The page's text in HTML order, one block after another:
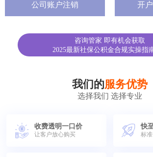
公司账户注销 开
咨询管家 即有机会获取
2025最新社保公积金合规实操指
我们的服务优势
选择我们 选择专业
收费透明一口价
让客户放心购买
快
标